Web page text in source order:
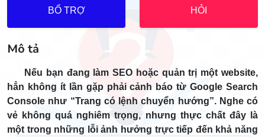
BỔ TRỢ
HỎI
Mô tả
Nếu bạn đang làm SEO hoặc quản trị một website,
hẳn không ít lần gặp phải cảnh báo từ Google Search
Console như “Trang có lệnh chuyển hướng”. Nghe có
vẻ không quá nghiêm trọng, nhưng thực chất đây là
một trong những lỗi ảnh hưởng trực tiếp đến khả năng